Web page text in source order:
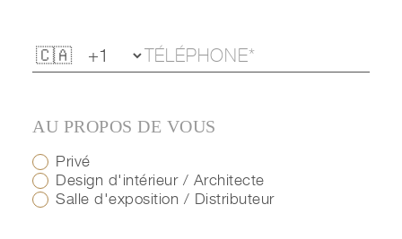
AU PROPOS DE VOUS
Privé
Design d'intérieur / Architecte
Salle d'exposition / Distributeur